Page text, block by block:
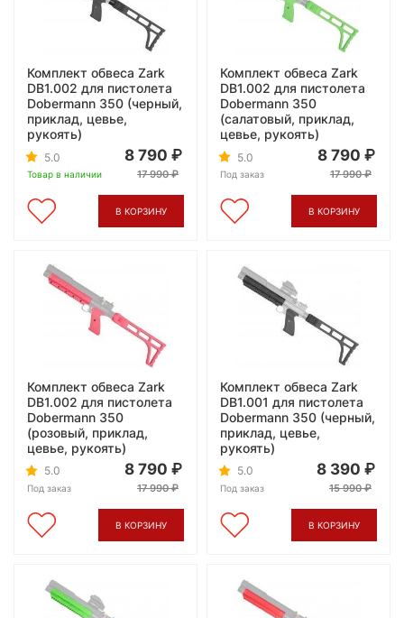
Комплект обвеса Zark
DB1.002 для пистолета
Dobermann 350 (черный,
приклад, цевье,
рукоять)
5.0
Товар в наличии
8 790
17 990
В КОРЗИНУ
Комплект обвеса Zark
DB1.002 для пистолета
Dobermann 350
(салатовый, приклад,
цевье, рукоять)
5.0
Под заказ
8 790
17 990
В КОРЗИНУ
Комплект обвеса Zark
DB1.002 для пистолета
Dobermann 350
(розовый, приклад,
цевье, рукоять)
5.0
Под заказ
8 790
17 990
В КОРЗИНУ
Комплект обвеса Zark
DB1.001 для пистолета
Dobermann 350 (черный,
приклад, цевье,
рукоять)
5.0
Под заказ
8 390
15 990
В КОРЗИНУ